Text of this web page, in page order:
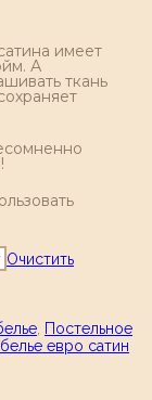
имеет
А
ткань
Очистить
Постельное
евро сатин